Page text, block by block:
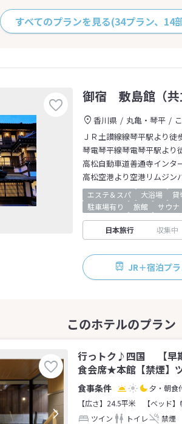
すべてのプランを見る(34プラン、14
御宿 敷島館（共
香川県 丸亀・琴平
ＪＲ土讃線線琴平駅より徒
琴電琴平線琴電琴平駅より
高松自動車道善通寺インタ
高松空港より空港リムジン
エステ＆スパ 大浴場 貸
駐車場有り
旅館 サウナ
日本旅行 収集中
JR＋宿泊プ
行っトク♪四国 【早
食会席★本館【禁煙】
夕・朝食
【広さ】24.5平米
【ベッド
ツイン
トイレ 禁煙